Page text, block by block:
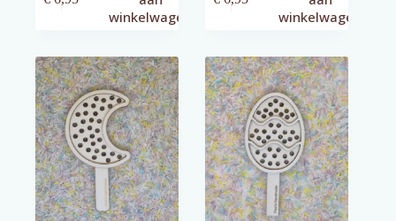
winkelwagen
winkelwagen